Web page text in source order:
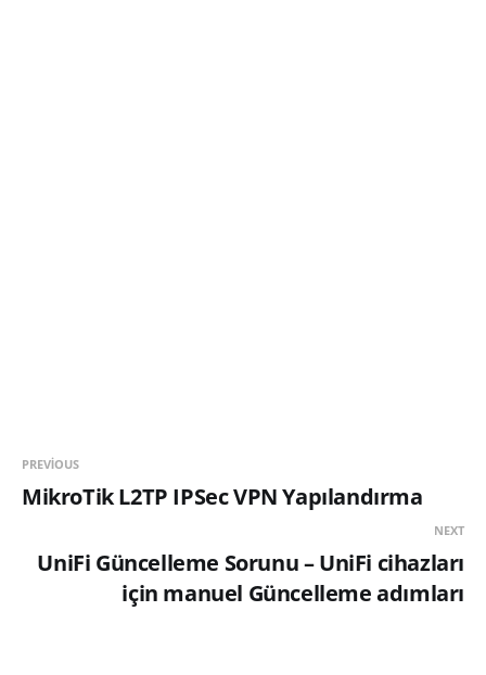
PREVIOUS
MikroTik L2TP IPSec VPN Yapılandırma
NEXT
UniFi Güncelleme Sorunu – UniFi cihazları
için manuel Güncelleme adımları